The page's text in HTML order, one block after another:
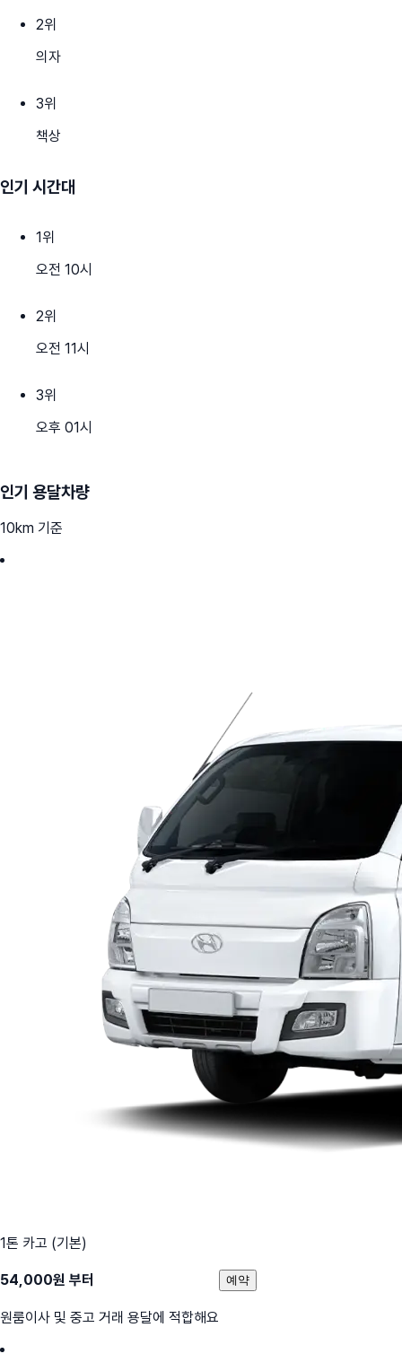
2위
의자
3위
책상
인기 시간대
1위
오전 10시
2위
오전 11시
3위
오후 01시
인기 용달차량
10km 기준
1톤 카고 (기본)
54,000원 부터
원룸이사 및 중고 거래 용달에 적합해요
예약